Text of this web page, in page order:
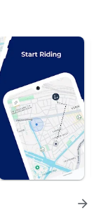
arrow_forward